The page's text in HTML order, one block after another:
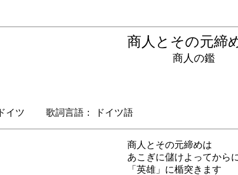
商人とその元
商人の鑑
イツ 歌詞言語： ドイツ語
商人とその元締めは
あこぎに儲けよってから
「英雄」に楯突きます